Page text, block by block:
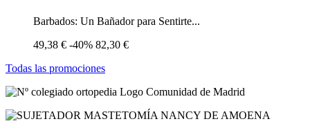
Barbados: Un Bañador para Sentirte...
49,38 € -40% 82,30 €
Todas las promociones